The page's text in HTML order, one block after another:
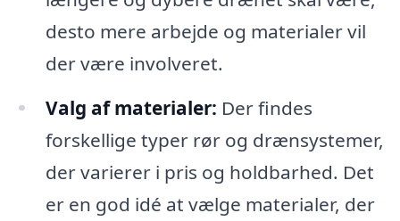
desto mere arbejde og materialer vil
der være involveret.
Valg af materialer: Der findes
forskellige typer rør og drænsystemer,
der varierer i pris og holdbarhed. Det
er en god idé at vælge materialer, der